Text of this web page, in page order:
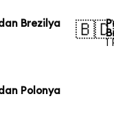
Brezilya
🇧🇩
1
Polonya